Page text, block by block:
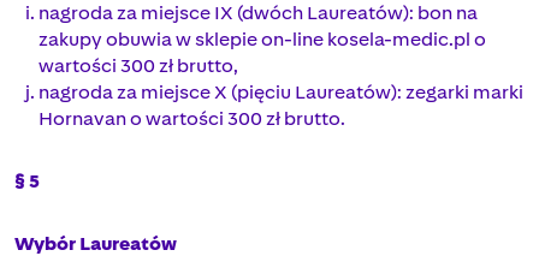
nagroda za miejsce IX (dwóch Laureatów): bon na
zakupy obuwia w sklepie on-line kosela-medic.pl o
wartości 300 zł brutto,
nagroda za miejsce X (pięciu Laureatów): zegarki marki
Hornavan o wartości 300 zł brutto.
§ 5
Wybór Laureatów